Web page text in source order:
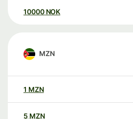
10000 NOK
MZN
1 MZN
5 MZN